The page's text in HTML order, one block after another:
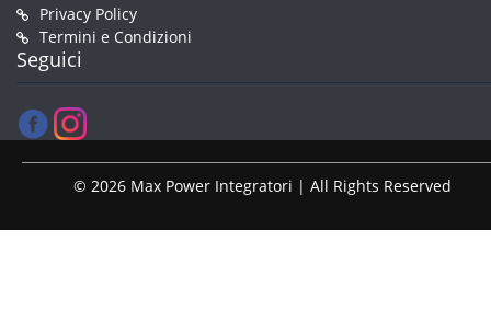
Privacy Policy
Termini e Condizioni
Seguici
© 2026 Max Power Integratori | All Rights Reserved